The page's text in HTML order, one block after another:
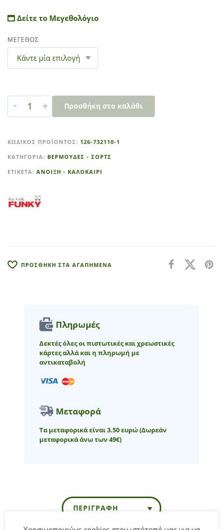
Δείτε το Μεγεθολόγιο
ΜΕΓΕΘΟΣ
- + Προσθήκη στο καλάθι
t
e
r
t
ΚΩΔΙΚΌΣ ΠΡΟΪΌΝΤΟΣ: 126-732110-1
ΚΑΤΗΓΟΡΊΑ: ΒΕΡΜΟΥΔΕΣ - ΣΟΡΤΣ
ΕΤΙΚΈΤΑ: ΑΝΟΙΞΗ - ΚΑΛΟΚΑΙΡΙ
ΠΡΟΣΘΗΚΗ ΣΤΑ ΑΓΑΠΗΜΕΝΑ
Πληρωμές
Δεκτές όλες οι πιστωτικές και χρεωστικές
κάρτες αλλά και η πληρωμή με
αντικαταβολή
Μεταφορά
Τα μεταφορικά είναι 3.50 ευρώ(Δωρεάν
μεταφορικά άνω των 49€)
ΠΕΡΙΓΡΑΦΉ